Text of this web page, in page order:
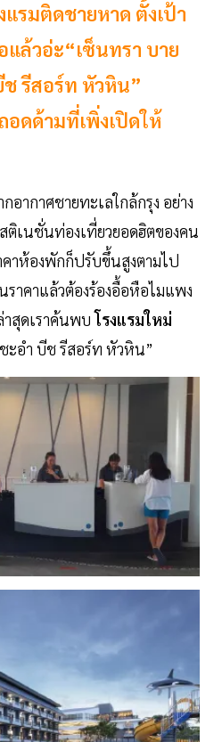
แรมติดชายหาด ตั้งเป้า
แล้วอ่ะ“เซ็นทรา บาย
ช รีสอร์ท หัวหิน”
อดด้ามที่เพิ่งเปิดให้
ากาศชายทะเลใกล้กรุง อย่าง
เนชั่นท่องเที่ยวยอดฮิตของคน
าห้องพักก็ปรับขึ้นสูงตามไป
ราคาแล้วต้องร้องอื้อหือไมแพง
าสุดเราค้นพบโรงแรมใหม่
ะอำ บีช รีสอร์ท หัวหิน”